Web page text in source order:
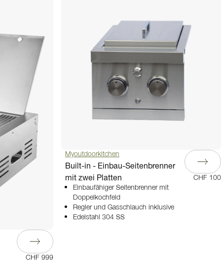
CHF 999
Myoutdoorkitchen
Built-in - Einbau-Seitenbrenner
mit zwei Platten
Einbaufähiger Seitenbrenner mit
Doppelkochfeld
Regler und Gasschlauch inklusive
Edelstahl 304 SS
CHF 100